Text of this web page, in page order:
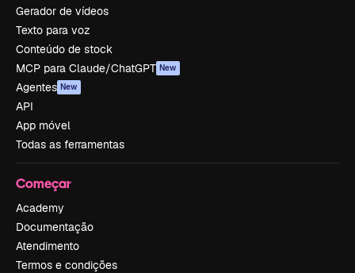
Gerador de vídeos
Texto para voz
Conteúdo de stock
MCP para Claude/ChatGPT New
Agentes New
API
App móvel
Todas as ferramentas
Começar
Academy
Documentação
Atendimento
Termos e condições